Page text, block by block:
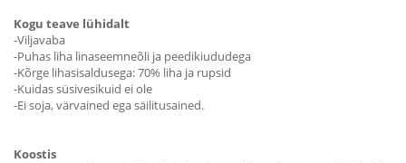
Kogu teave lühidalt
-Viljavaba
-Puhas liha linaseemneõli ja peedikiududega
-Kõrge lihasisaldusega: 70% liha ja rupsid
-Kuidas süsivesikuid ei ole
-Ei soja, värvained ega säilitusained.
Koostis